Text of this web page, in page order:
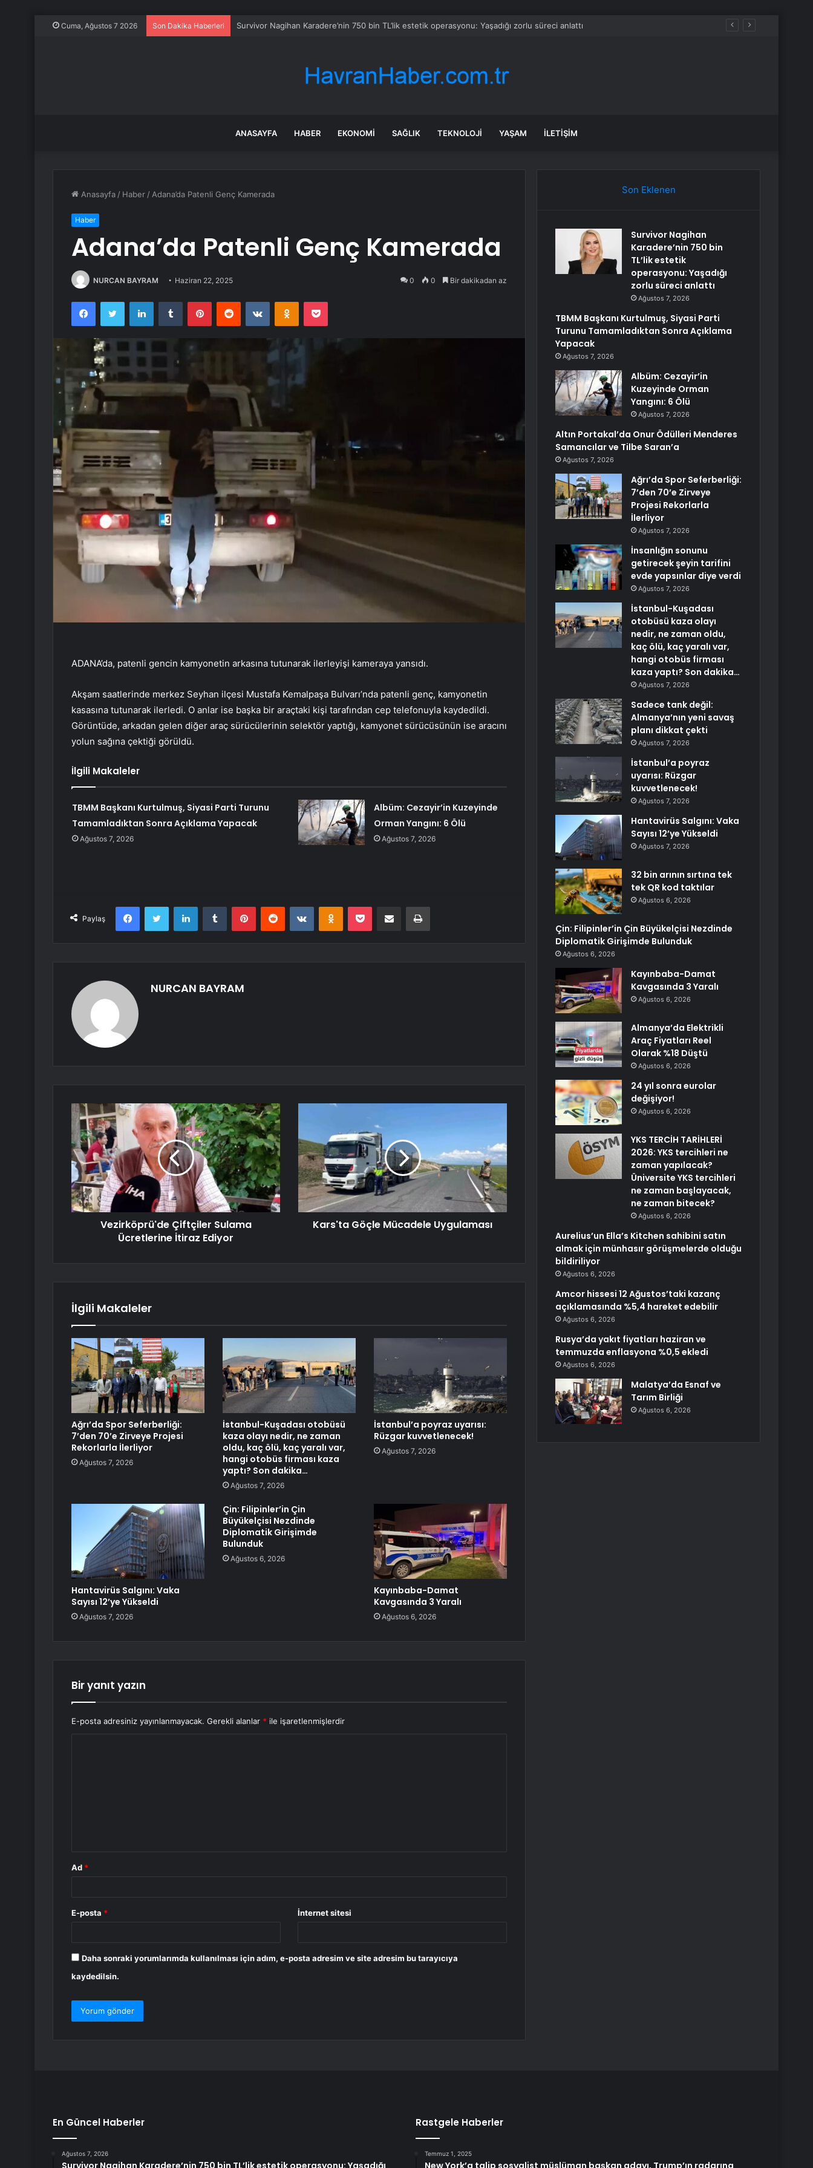
Cuma, Ağustos 7 2026 Son Dakika Haberleri TBMM Başkanı Kurtulmuş, Siyasi Parti Turunu Tamamladıktan Sonra Açıklama Yapacak
ANASAYFA HABER EKONOMI SAĞLIK TEKNOLOJI YAŞAM İLETIŞIM
Anasayfa / Haber / Adana’da Patenli Genç Kamerada
Haber
Adana’da Patenli Genç Kamerada
NURCAN BAYRAM Haziran 22, 2025 0 0 Bir dakikadan az
FacebookTwitter LinkedInTumblr PinterestReddit VKontakteOdnoklassniki
Pocket
ADANA’da, patenli gencin kamyonetin arkasına tutunarak ilerleyişi kameraya yansıdı.
Akşam saatlerinde merkez Seyhan ilçesi Mustafa Kemalpaşa Bulvarı’nda patenli genç, kamyonetin
kasasına tutunarak ilerledi. O anlar ise başka bir araçtaki kişi tarafından cep telefonuyla kaydedildi.
Görüntüde, arkadan gelen diğer araç sürücülerinin selektör yaptığı, kamyonet sürücüsünün ise aracını
yolun sağına çektiği görüldü.
İlgili Makaleler
TBMM Başkanı Kurtulmuş, Siyasi Parti Turunu
Tamamladıktan Sonra Açıklama Yapacak
Ağustos 7, 2026
Albüm: Cezayir’in Kuzeyinde
Orman Yangını: 6 Ölü
Ağustos 7, 2026
Paylaş
FacebookTwitter LinkedInTumblr PinterestReddit VKontakteOdnoklassniki
Pocket E-Posta ile paylaş Yazdır
NURCAN BAYRAM
Vezirköprü'de Çiftçiler Sulama
Ücretlerine İtiraz Ediyor
Kars'ta Göçle Mücadele Uygulaması
İlgili Makaleler
Ağrı’da Spor Seferberliği:
7’den 70’e Zirveye Projesi
Rekorlarla İlerliyor
Ağustos 7, 2026
İstanbul-Kuşadası otobüsü
kaza olayı nedir, ne zaman
oldu, kaç ölü, kaç yaralı var,
hangi otobüs firması kaza
yaptı? Son dakika…
Ağustos 7, 2026
İstanbul’a poyraz uyarısı:
Rüzgar kuvvetlenecek!
Ağustos 7, 2026
Hantavirüs Salgını: Vaka
Sayısı 12’ye Yükseldi
Ağustos 7, 2026
Çin: Filipinler’in Çin
Büyükelçisi Nezdinde
Diplomatik Girişimde
Bulunduk
Ağustos 6, 2026
Kayınbaba-Damat
Kavgasında 3 Yaralı
Ağustos 6, 2026
Bir yanıt yazın
E-posta adresiniz yayınlanmayacak. Gerekli alanlar * ile işaretlenmişlerdir
Ad *
E-posta * İnternet sitesi
Daha sonraki yorumlarımda kullanılması için adım, e-posta adresim ve site adresim bu tarayıcıya
kaydedilsin.
Son Eklenen
Survivor Nagihan
Karadere’nin 750 bin
TL’lik estetik
operasyonu: Yaşadığı
zorlu süreci anlattı
Ağustos 7, 2026
TBMM Başkanı Kurtulmuş, Siyasi Parti
Turunu Tamamladıktan Sonra Açıklama
Yapacak
Ağustos 7, 2026
Albüm: Cezayir’in
Kuzeyinde Orman
Yangını: 6 Ölü
Ağustos 7, 2026
Altın Portakal’da Onur Ödülleri Menderes
Samancılar ve Tilbe Saran’a
Ağustos 7, 2026
Ağrı’da Spor Seferberliği:
7’den 70’e Zirveye
Projesi Rekorlarla
İlerliyor
Ağustos 7, 2026
İnsanlığın sonunu
getirecek şeyin tarifini
evde yapsınlar diye verdi
Ağustos 7, 2026
İstanbul-Kuşadası
otobüsü kaza olayı
nedir, ne zaman oldu,
kaç ölü, kaç yaralı var,
hangi otobüs firması
kaza yaptı? Son dakika…
Ağustos 7, 2026
Sadece tank değil:
Almanya’nın yeni savaş
planı dikkat çekti
Ağustos 7, 2026
İstanbul’a poyraz
uyarısı: Rüzgar
kuvvetlenecek!
Ağustos 7, 2026
Hantavirüs Salgını: Vaka
Sayısı 12’ye Yükseldi
Ağustos 7, 2026
32 bin arının sırtına tek
tek QR kod taktılar
Ağustos 6, 2026
Çin: Filipinler’in Çin Büyükelçisi Nezdinde
Diplomatik Girişimde Bulunduk
Ağustos 6, 2026
Kayınbaba-Damat
Kavgasında 3 Yaralı
Ağustos 6, 2026
Almanya’da Elektrikli
Araç Fiyatları Reel
Olarak %18 Düştü
Ağustos 6, 2026
24 yıl sonra eurolar
değişiyor!
Ağustos 6, 2026
YKS TERCİH TARİHLERİ
2026: YKS tercihleri ne
zaman yapılacak?
Üniversite YKS tercihleri
ne zaman başlayacak,
ne zaman bitecek?
Ağustos 6, 2026
Aurelius’un Ella’s Kitchen sahibini satın
almak için münhasır görüşmelerde olduğu
bildiriliyor
Ağustos 6, 2026
Amcor hissesi 12 Ağustos’taki kazanç
açıklamasında %5,4 hareket edebilir
Ağustos 6, 2026
Rusya’da yakıt fiyatları haziran ve
temmuzda enflasyona %0,5 ekledi
Ağustos 6, 2026
Malatya’da Esnaf ve
Tarım Birliği
Ağustos 6, 2026
En Güncel Haberler
Ağustos 7, 2026
Rastgele Haberler
Temmuz 1, 2025